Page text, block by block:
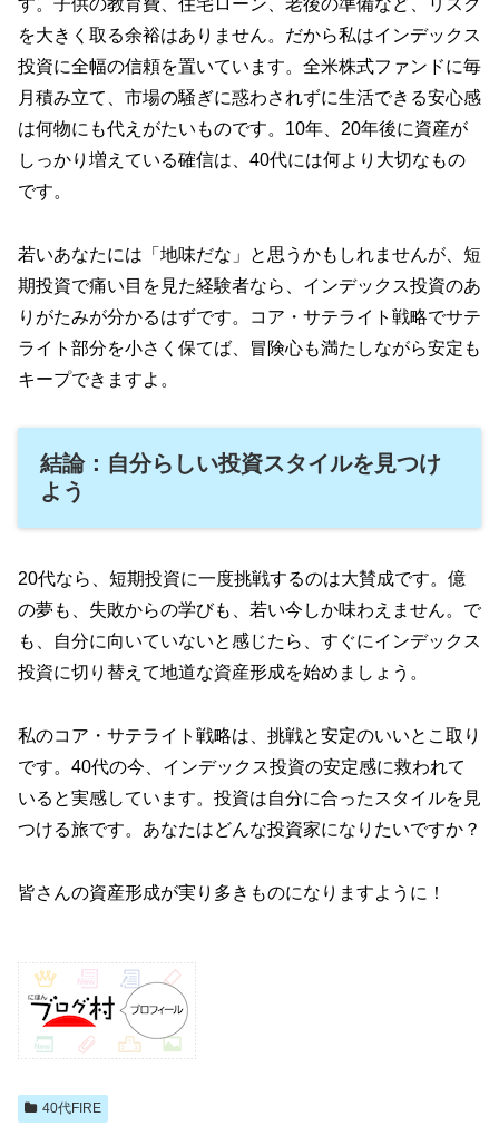
す。子供の教育費、住宅ローン、老後の準備など、リスク
を大きく取る余裕はありません。だから私はインデックス
投資に全幅の信頼を置いています。全米株式ファンドに毎
月積み立て、市場の騒ぎに惑わされずに生活できる安心感
は何物にも代えがたいものです。10年、20年後に資産が
しっかり増えている確信は、40代には何より大切なもの
です。
若いあなたには「地味だな」と思うかもしれませんが、短
期投資で痛い目を見た経験者なら、インデックス投資のあ
りがたみが分かるはずです。コア・サテライト戦略でサテ
ライト部分を小さく保てば、冒険心も満たしながら安定も
キープできますよ。
結論：自分らしい投資スタイルを見つけ
よう
20代なら、短期投資に一度挑戦するのは大賛成です。億
の夢も、失敗からの学びも、若い今しか味わえません。で
も、自分に向いていないと感じたら、すぐにインデックス
投資に切り替えて地道な資産形成を始めましょう。
私のコア・サテライト戦略は、挑戦と安定のいいとこ取り
です。40代の今、インデックス投資の安定感に救われて
いると実感しています。投資は自分に合ったスタイルを見
つける旅です。あなたはどんな投資家になりたいですか？
皆さんの資産形成が実り多きものになりますように！
40代FIRE